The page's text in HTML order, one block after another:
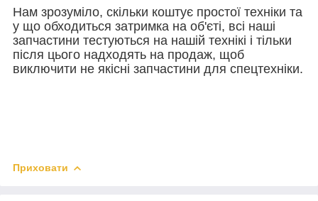
Нам зрозуміло, скільки коштує простої техніки та
у що обходиться затримка на об'єті, всі наші
запчастини тестуються на нашій технікі і тільки
після цього надходять на продаж, щоб
виключити не якісні запчастини для спецтехніки.
Приховати